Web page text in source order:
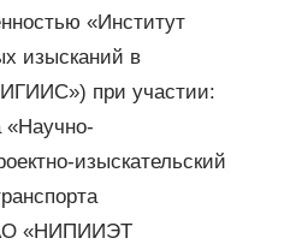
«Институт
изысканий в
при участии:
«Научно-
изыскательский
«НИПИИЭТ